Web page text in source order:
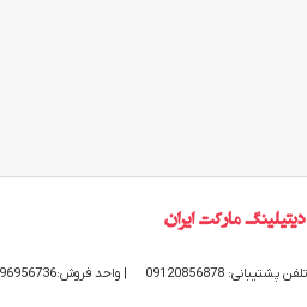
تلفن پشتیبانی: 09120856878 | واحد فروش:09196956736